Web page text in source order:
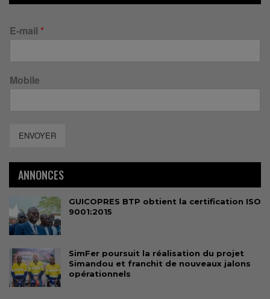
E-mail *
Mobile
ENVOYER
ANNONCES
GUICOPRES BTP obtient la certification ISO
9001:2015
SimFer poursuit la réalisation du projet
Simandou et franchit de nouveaux jalons
opérationnels